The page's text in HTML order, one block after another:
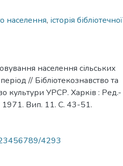
населення, історія бібліотечної
населення сільських
// Бібліотекознавство та
культури УРСР. Харків : Ред.-
1971. Вип. 11. С. 43-51.
4293